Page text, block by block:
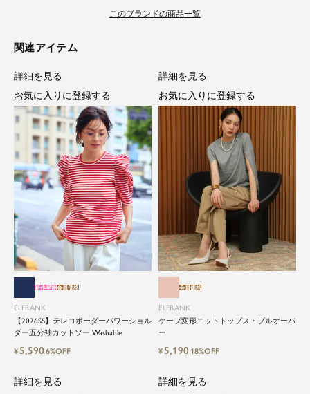
このブランドの商品一覧
関連アイテム
ELFRANK
【2026SS】テレコボーダーパワーショル
ダー五分袖カットソー Washable
新作早割会員価格
¥5,5906%OFF
詳細を見る
お気に入りに登録する
ELFRANK
ケープ変形ニットトップス・プルオーバ
ー
会員価格
¥5,190 18%OFF
詳細を見る
お気に入りに登録する
詳細を見る
詳細を見る